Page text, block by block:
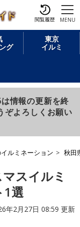
閲覧履歴 MENU
グ
東京
イルミ
情報の更新を終
ぞよろしくお願い
ルミネーション 秋田
スイルミ
1選
年2月27日 08:59 更新